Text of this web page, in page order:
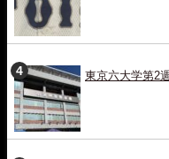
東京六大学第2